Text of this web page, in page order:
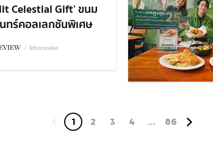
Celestial Gift’ ขนม
ทร์คอลเลกชันพิเศษ
Osha ฉลองเทศกาล
พิเศษกว่าที่เคย
/ Mooncake
1 2 3 4 ... 86